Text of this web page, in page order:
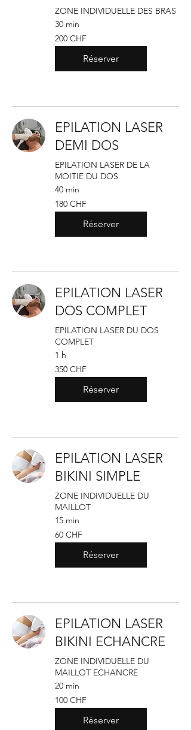
ZONE INDIVIDUELLE DES BRAS
30 min
200
francs
suisses
200 CHF
Réserver
EPILATION LASER
DEMI DOS
EPILATION LASER DE LA
MOITIE DU DOS
40 min
180
francs
suisses
180 CHF
Réserver
EPILATION LASER
DOS COMPLET
EPILATION LASER DU DOS
COMPLET
1 h
350
francs
suisses
350 CHF
Réserver
EPILATION LASER
BIKINI SIMPLE
ZONE INDIVIDUELLE DU
MAILLOT
15 min
60
francs
suisses
60 CHF
Réserver
EPILATION LASER
BIKINI ECHANCRE
ZONE INDIVIDUELLE DU
MAILLOT ECHANCRE
20 min
100
francs
suisses
100 CHF
Réserver